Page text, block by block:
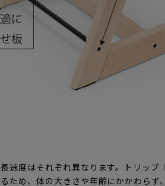
速度はそれぞれ異なります。トリッ
ため、体の大きさや年齢にかかわらず